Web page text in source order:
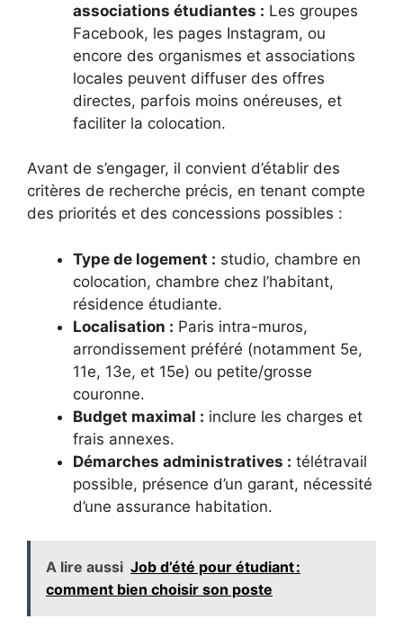
associations étudiantes : Les groupes
Facebook, les pages Instagram, ou
encore des organismes et associations
locales peuvent diffuser des offres
directes, parfois moins onéreuses, et
faciliter la colocation.
Avant de s’engager, il convient d’établir des
critères de recherche précis, en tenant compte
des priorités et des concessions possibles :
Type de logement : studio, chambre en
colocation, chambre chez l’habitant,
résidence étudiante.
Localisation : Paris intra-muros,
arrondissement préféré (notamment 5e,
11e, 13e, et 15e) ou petite/grosse
couronne.
Budget maximal : inclure les charges et
frais annexes.
Démarches administratives : télétravail
possible, présence d’un garant, nécessité
d’une assurance habitation.
A lire aussi Job d’été pour étudiant :
comment bien choisir son poste